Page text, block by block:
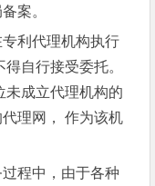
案。
利代理机构执行
自行接受委托。
未成立代理机构的
理网， 作为该机
程中，由于各种